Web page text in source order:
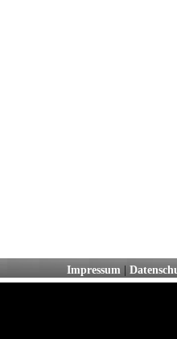
Impressum|